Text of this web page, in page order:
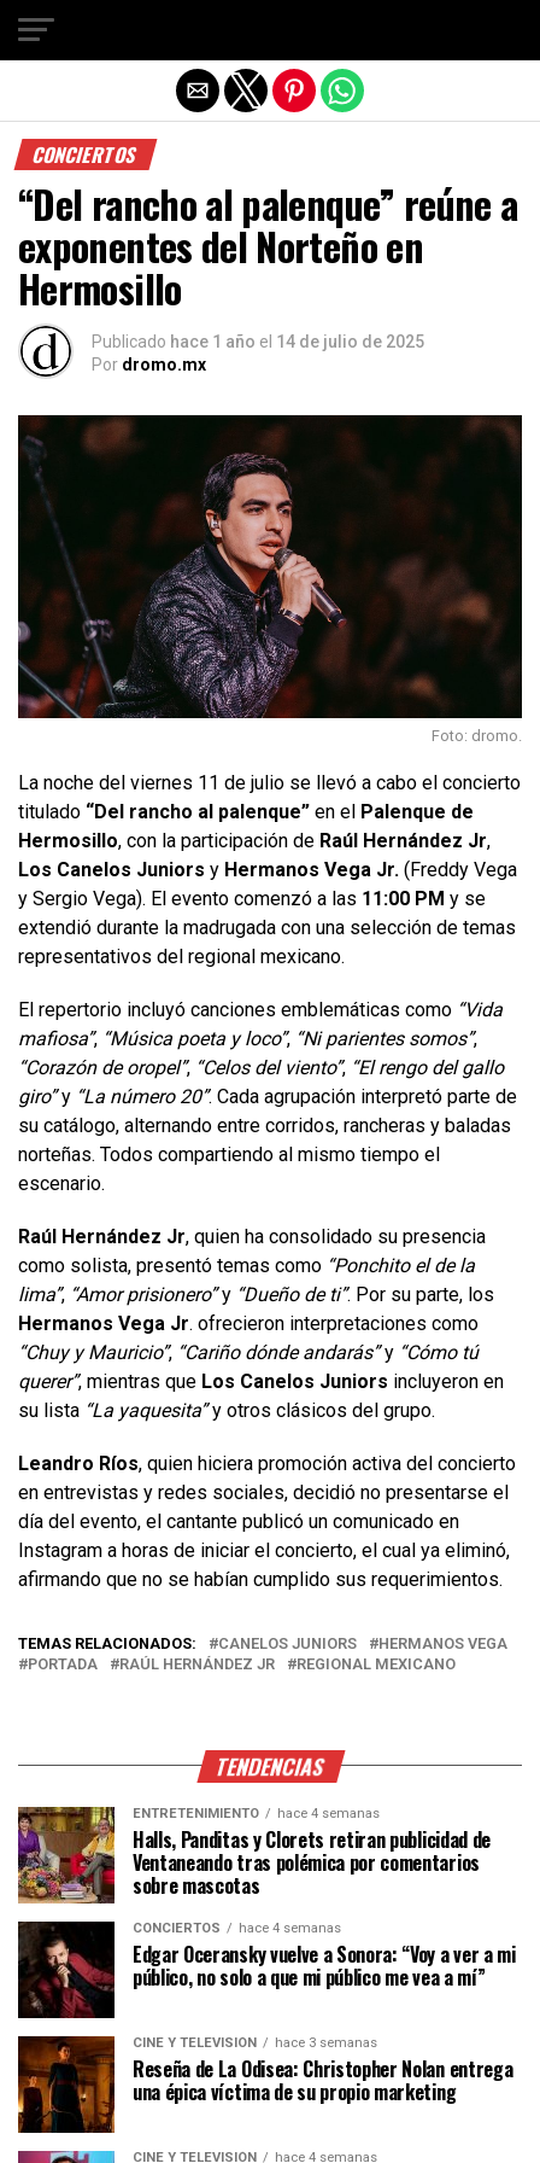
CONCIERTOS
“Del rancho al palenque” reúne a
exponentes del Norteño en
Hermosillo
Publicado hace 1 año el 14 de julio de 2025
Por dromo.mx
Foto: dromo.
La noche del viernes 11 de julio se llevó a cabo el concierto
titulado “Del rancho al palenque” en el Palenque de
Hermosillo, con la participación de Raúl Hernández Jr,
Los Canelos Juniors y Hermanos Vega Jr. (Freddy Vega
y Sergio Vega). El evento comenzó a las 11:00 PM y se
extendió durante la madrugada con una selección de temas
representativos del regional mexicano.
El repertorio incluyó canciones emblemáticas como “Vida
mafiosa”, “Música poeta y loco”, “Ni parientes somos”,
“Corazón de oropel”, “Celos del viento”, “El rengo del gallo
giro”y “La número 20”. Cada agrupación interpretó parte de
su catálogo, alternando entre corridos, rancheras y baladas
norteñas. Todos compartiendo al mismo tiempo el
escenario.
Raúl Hernández Jr, quien ha consolidado su presencia
como solista, presentó temas como “Ponchito el de la
lima”, “Amor prisionero”y “Dueño de ti”. Por su parte, los
Hermanos Vega Jr. ofrecieron interpretaciones como
“Chuy y Mauricio”, “Cariño dónde andarás”y “Cómo tú
querer”, mientras que Los Canelos Juniors incluyeron en
su lista “La yaquesita”y otros clásicos del grupo.
Leandro Ríos, quien hiciera promoción activa del concierto
en entrevistas y redes sociales, decidió no presentarse el
día del evento, el cantante publicó un comunicado en
Instagram a horas de iniciar el concierto, el cual ya eliminó,
afirmando que no se habían cumplido sus requerimientos.
TEMAS RELACIONADOS: CANELOS JUNIORS
HERMANOS VEGA
PORTADA
RAÚL HERNÁNDEZ JR REGIONAL MEXICANO
TENDENCIAS
ENTRETENIMIENTO hace 4 semanas
Halls, Panditas y Clorets retiran publicidad de
Ventaneando tras polémica por comentarios
sobre mascotas
CONCIERTOS hace 4 semanas
Edgar Oceransky vuelve a Sonora: “Voy a ver a mi
público, no solo a que mi público me vea a mí”
CINE Y TELEVISIÓN hace 3 semanas
Reseña de La Odisea: Christopher Nolan entrega
una épica víctima de su propio marketing
CINE Y TELEVISIÓN hace 4 semanas